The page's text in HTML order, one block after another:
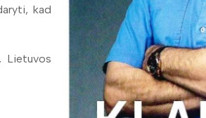
kad
Lietuvos